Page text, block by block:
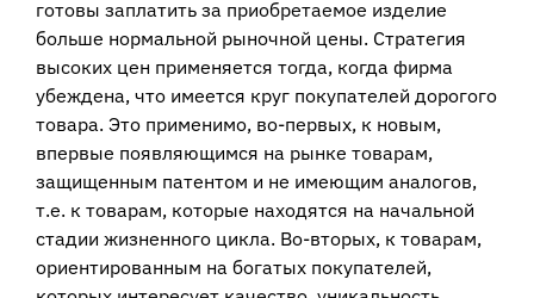
готовы заплатить за приобретаемое изделие
больше нормальной рыночной цены. Стратегия
высоких цен применяется тогда, когда фирма
убеждена, что имеется круг покупателей дорогого
товара. Это применимо, во-первых, к новым,
впервые появляющимся на рынке товарам,
защищенным патентом и не имеющим аналогов,
т.е. к товарам, которые находятся на начальной
стадии жизненного цикла. Во-вторых, к товарам,
ориентированным на богатых покупателей,